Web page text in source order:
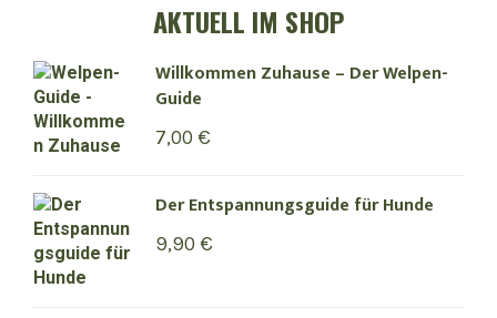
AKTUELL IM SHOP
Willkommen Zuhause – Der Welpen-
Guide
7,00 €
Der Entspannungsguide für Hunde
9,90 €